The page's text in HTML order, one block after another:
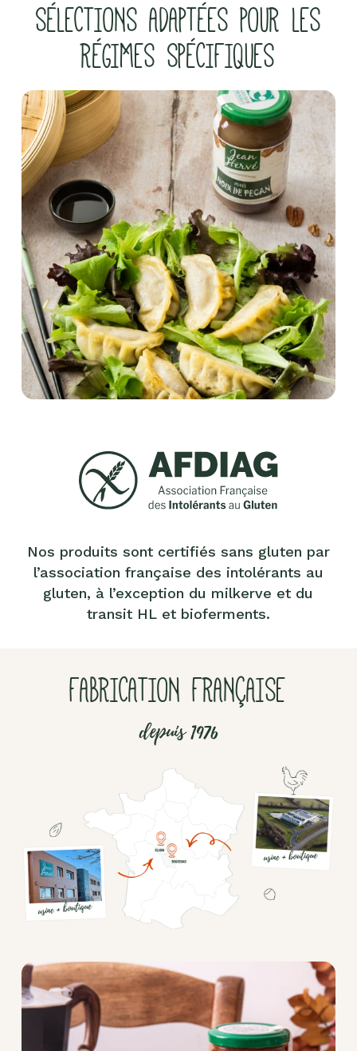
Nos produits sont certifiés sans gluten par
l’association française des intolérants au
gluten, à l’exception du milkerve et du
transit HL et bioferments.
SÉLECTIONS ADAPTÉES POUR LES
RÉGIMES SPÉCIFIQUES
FABRICATION FRANÇAISE
depuis 1976
culinaires
Boisson
poudre
Fruits
secs
Mélanges
apéritifs
Tartinables
apéritifs